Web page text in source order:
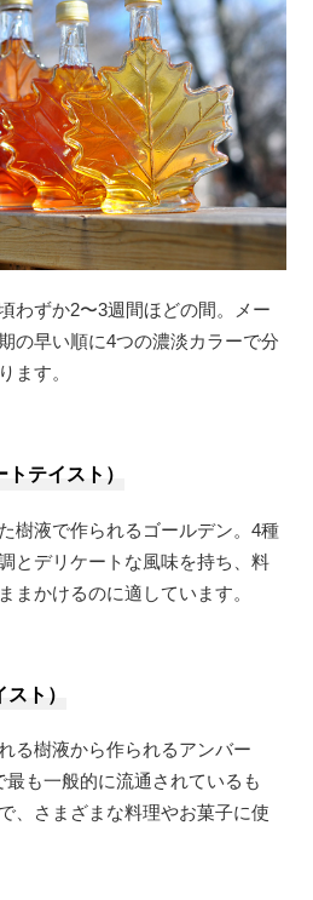
わずか2〜3週間ほどの間。メー
の早い順に4つの濃淡カラーで分
ます。
テイスト）
樹液で作られるゴールデン。4種
とデリケートな風味を持ち、料
まかけるのに適しています。
ト）
る樹液から作られるアンバー
も一般的に流通されているも
、さまざまな料理やお菓子に使